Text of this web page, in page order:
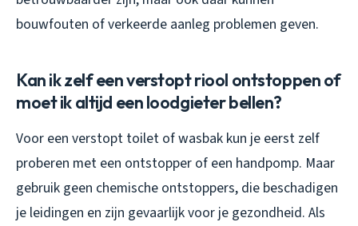
bouwfouten of verkeerde aanleg problemen geven.
Kan ik zelf een verstopt riool ontstoppen of
moet ik altijd een loodgieter bellen?
Voor een verstopt toilet of wasbak kun je eerst zelf
proberen met een ontstopper of een handpomp. Maar
gebruik geen chemische ontstoppers, die beschadigen
je leidingen en zijn gevaarlijk voor je gezondheid. Als